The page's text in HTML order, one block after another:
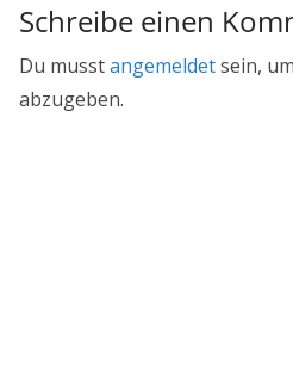
Schreibe einen
Du musstangemeldetsein,
abzugeben.